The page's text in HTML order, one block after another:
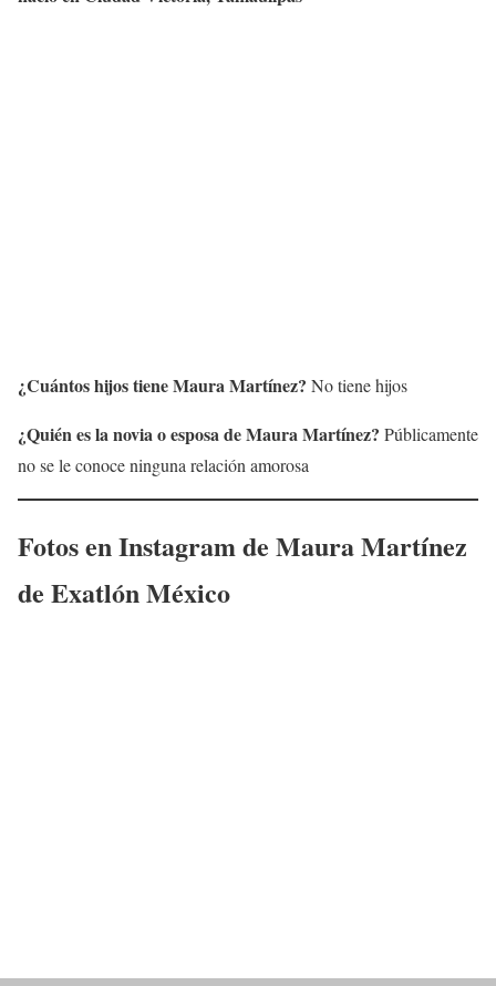
¿Cuántos hijos tiene Maura Martínez? No tiene hijos
¿Quién es la novia o esposa de Maura Martínez? Públicamente
no se le conoce ninguna relación amorosa
Fotos en Instagram de Maura Martínez
de Exatlón México